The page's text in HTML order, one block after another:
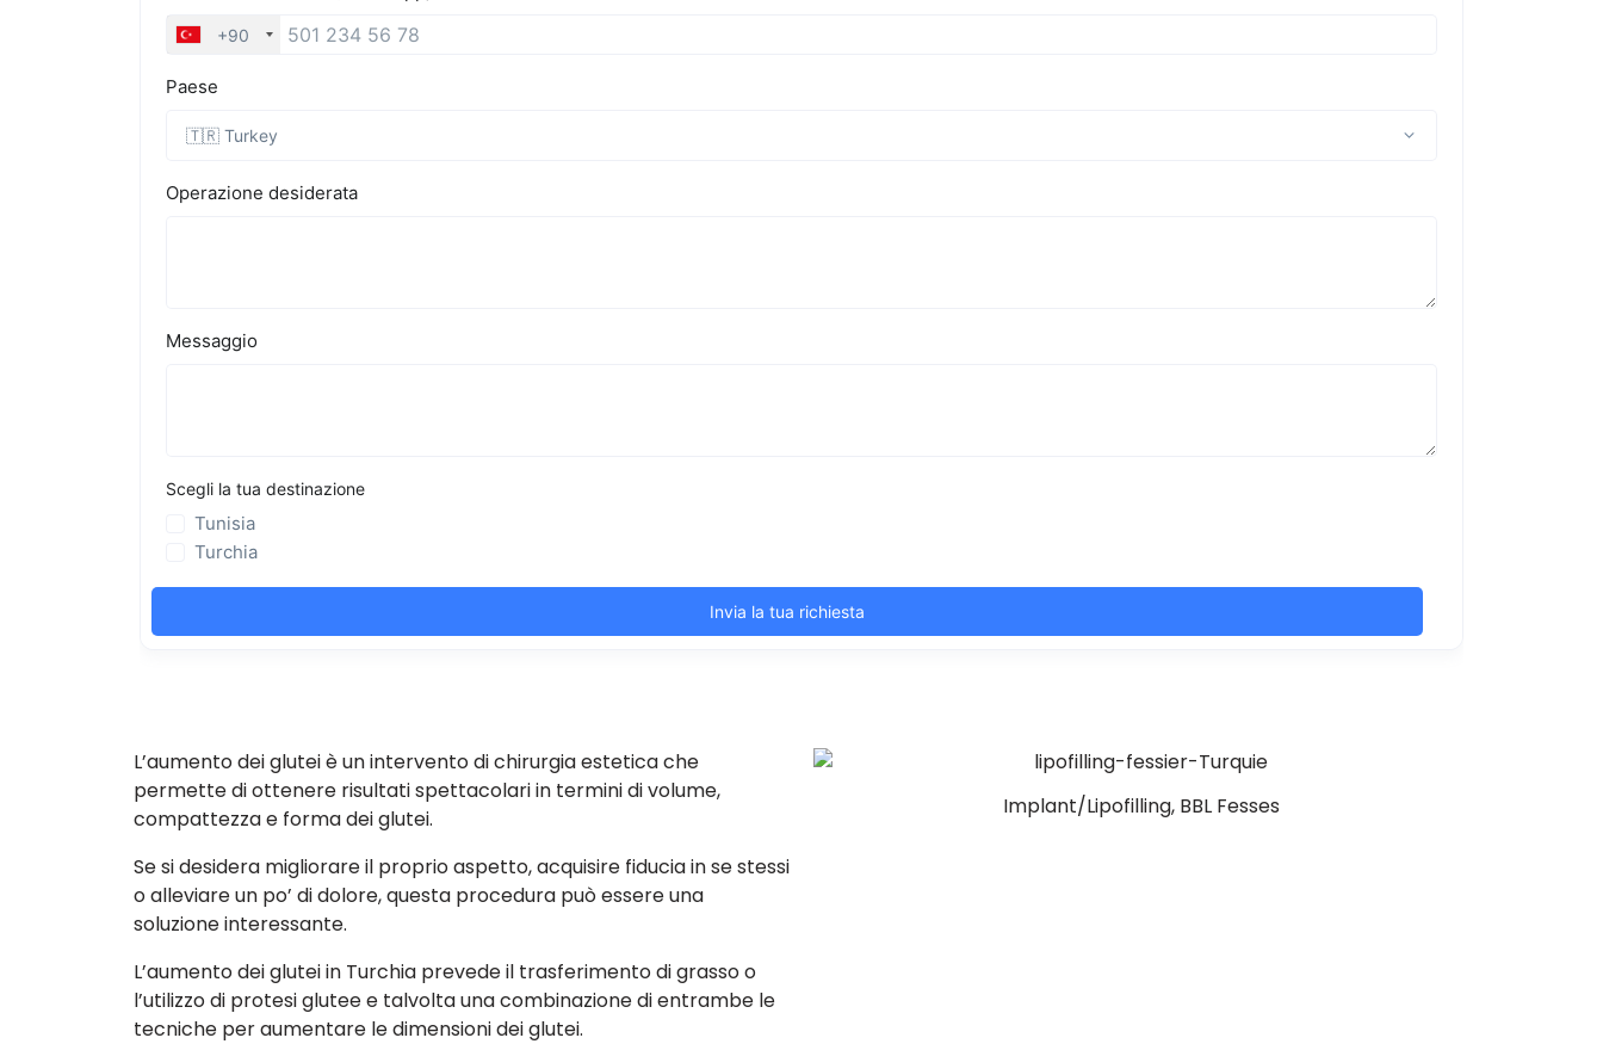
L’aumento dei glutei è un intervento di chirurgia estetica che
permette di ottenere risultati spettacolari in termini di volume,
compattezza e forma dei glutei.
Se si desidera migliorare il proprio aspetto, acquisire fiducia in se stessi
o alleviare un po’ di dolore, questa procedura può essere una
soluzione interessante.
L’aumento dei glutei in Turchia prevede il trasferimento di grasso o
l’utilizzo di protesi glutee e talvolta una combinazione di entrambe le
tecniche per aumentare le dimensioni dei glutei.
Implant/Lipofilling, BBL Fesses